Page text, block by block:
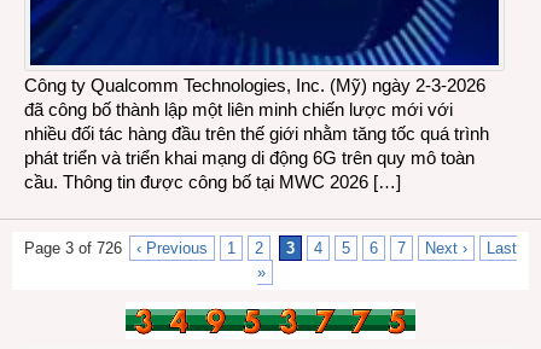
Công ty Qualcomm Technologies, Inc. (Mỹ) ngày 2-3-2026
đã công bố thành lập một liên minh chiến lược mới với
nhiều đối tác hàng đầu trên thế giới nhằm tăng tốc quá trình
phát triển và triển khai mạng di động 6G trên quy mô toàn
cầu. Thông tin được công bố tại MWC 2026 […]
Page 3 of 726 ‹ Previous 1 2 3 4 5 6 7 Next ›
Last
»